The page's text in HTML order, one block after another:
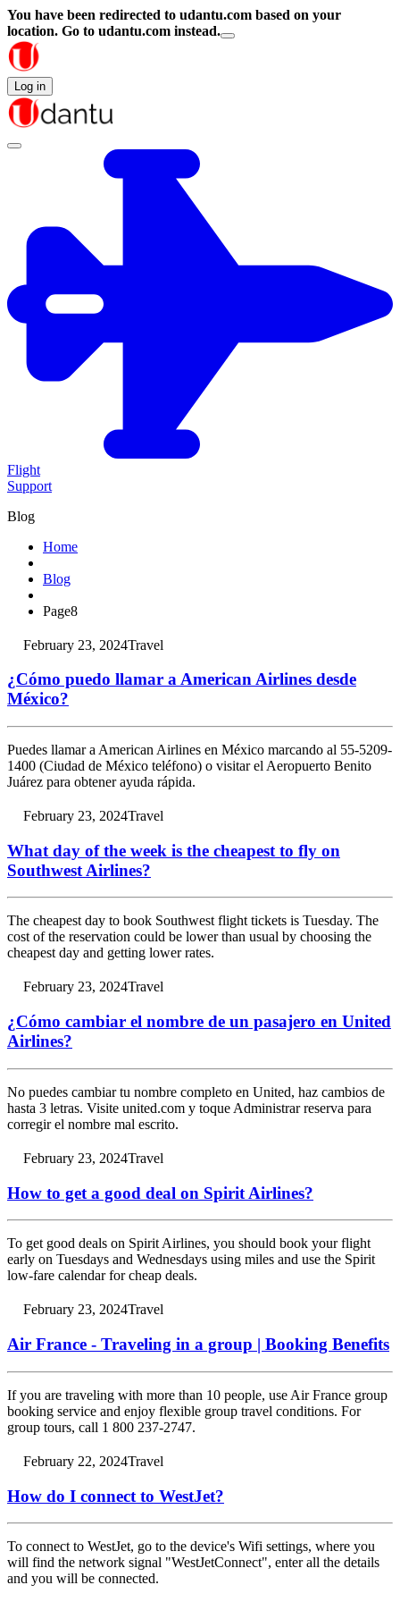
You have been redirected to udantu.com based on your
location. Go to udantu.com instead.
Log in
Flight
Support
Blog
Home
Blog
Page8
February 23, 2024Travel
¿Cómo puedo llamar a American Airlines desde
México?
Puedes llamar a American Airlines en México marcando al 55-5209-
1400 (Ciudad de México teléfono) o visitar el Aeropuerto Benito
Juárez para obtener ayuda rápida.
February 23, 2024Travel
What day of the week is the cheapest to fly on
Southwest Airlines?
The cheapest day to book Southwest flight tickets is Tuesday. The
cost of the reservation could be lower than usual by choosing the
cheapest day and getting lower rates.
February 23, 2024Travel
¿Cómo cambiar el nombre de un pasajero en United
Airlines?
No puedes cambiar tu nombre completo en United, haz cambios de
hasta 3 letras. Visite united.com y toque Administrar reserva para
corregir el nombre mal escrito.
February 23, 2024Travel
How to get a good deal on Spirit Airlines?
To get good deals on Spirit Airlines, you should book your flight
early on Tuesdays and Wednesdays using miles and use the Spirit
low-fare calendar for cheap deals.
February 23, 2024Travel
Air France - Traveling in a group | Booking Benefits
If you are traveling with more than 10 people, use Air France group
booking service and enjoy flexible group travel conditions. For
group tours, call 1 800 237-2747.
February 22, 2024Travel
How do I connect to WestJet?
To connect to WestJet, go to the device's Wifi settings, where you
will find the network signal "WestJetConnect", enter all the details
and you will be connected.